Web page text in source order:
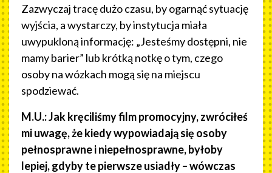
Zazwyczaj tracę dużo czasu, by ogarnąć sytuację
wyjścia, a wystarczy, by instytucja miała
uwypukloną informację: „Jesteśmy dostępni, nie
mamy barier” lub krótką notkę o tym, czego
osoby na wózkach mogą się na miejscu
spodziewać.
M.U.: Jak kręciliśmy film promocyjny, zwróciłeś
mi uwagę, że kiedy wypowiadają się osoby
pełnosprawne i niepełnosprawne, byłoby
lepiej, gdyby te pierwsze usiadły – wówczas